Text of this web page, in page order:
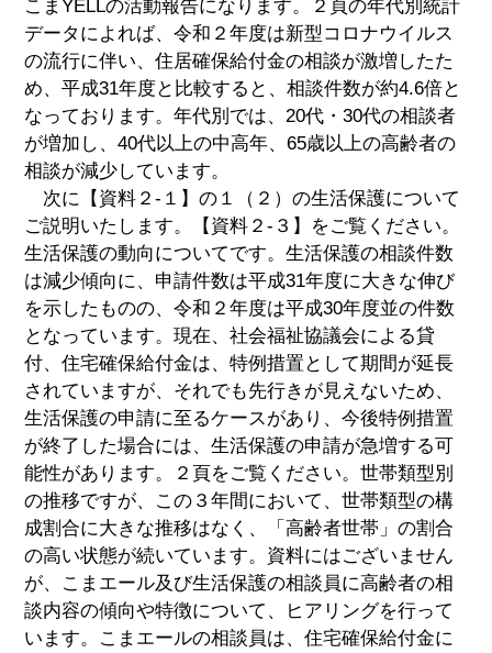
こまYELLの活動報告になります。２頁の年代別統計
データによれば、令和２年度は新型コロナウイルス
の流行に伴い、住居確保給付金の相談が激増したた
め、平成31年度と比較すると、相談件数が約4.6倍と
なっております。年代別では、20代・30代の相談者
が増加し、40代以上の中高年、65歳以上の高齢者の
相談が減少しています。
次に【資料２-１】の１（２）の生活保護について
ご説明いたします。【資料２-３】をご覧ください。
生活保護の動向についてです。生活保護の相談件数
は減少傾向に、申請件数は平成31年度に大きな伸び
を示したものの、令和２年度は平成30年度並の件数
となっています。現在、社会福祉協議会による貸
付、住宅確保給付金は、特例措置として期間が延長
されていますが、それでも先行きが見えないため、
生活保護の申請に至るケースがあり、今後特例措置
が終了した場合には、生活保護の申請が急増する可
能性があります。２頁をご覧ください。世帯類型別
の推移ですが、この３年間において、世帯類型の構
成割合に大きな推移はなく、「高齢者世帯」の割合
の高い状態が続いています。資料にはございません
が、こまエール及び生活保護の相談員に高齢者の相
談内容の傾向や特徴について、ヒアリングを行って
います。こまエールの相談員は、住宅確保給付金に